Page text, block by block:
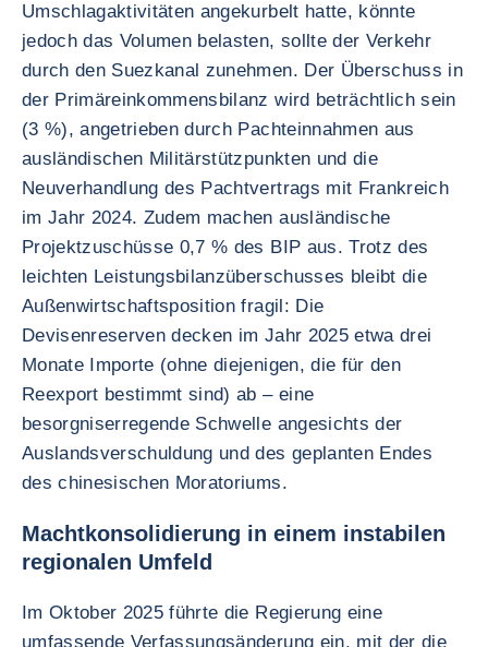
Umschlagaktivitäten angekurbelt hatte, könnte
jedoch das Volumen belasten, sollte der Verkehr
durch den Suezkanal zunehmen. Der Überschuss in
der Primäreinkommensbilanz wird beträchtlich sein
(3 %), angetrieben durch Pachteinnahmen aus
ausländischen Militärstützpunkten und die
Neuverhandlung des Pachtvertrags mit Frankreich
im Jahr 2024. Zudem machen ausländische
Projektzuschüsse 0,7 % des BIP aus. Trotz des
leichten Leistungsbilanzüberschusses bleibt die
Außenwirtschaftsposition fragil: Die
Devisenreserven decken im Jahr 2025 etwa drei
Monate Importe (ohne diejenigen, die für den
Reexport bestimmt sind) ab – eine
besorgniserregende Schwelle angesichts der
Auslandsverschuldung und des geplanten Endes
des chinesischen Moratoriums.
Machtkonsolidierung in einem instabilen
regionalen Umfeld
Im Oktober 2025 führte die Regierung eine
umfassende Verfassungsänderung ein, mit der die